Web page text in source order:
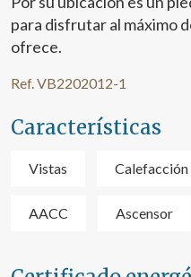
para disfrutar al máximo
ofrece.
Ref. VB2202012-1
Características
Vistas Calefacción
AACC Ascensor